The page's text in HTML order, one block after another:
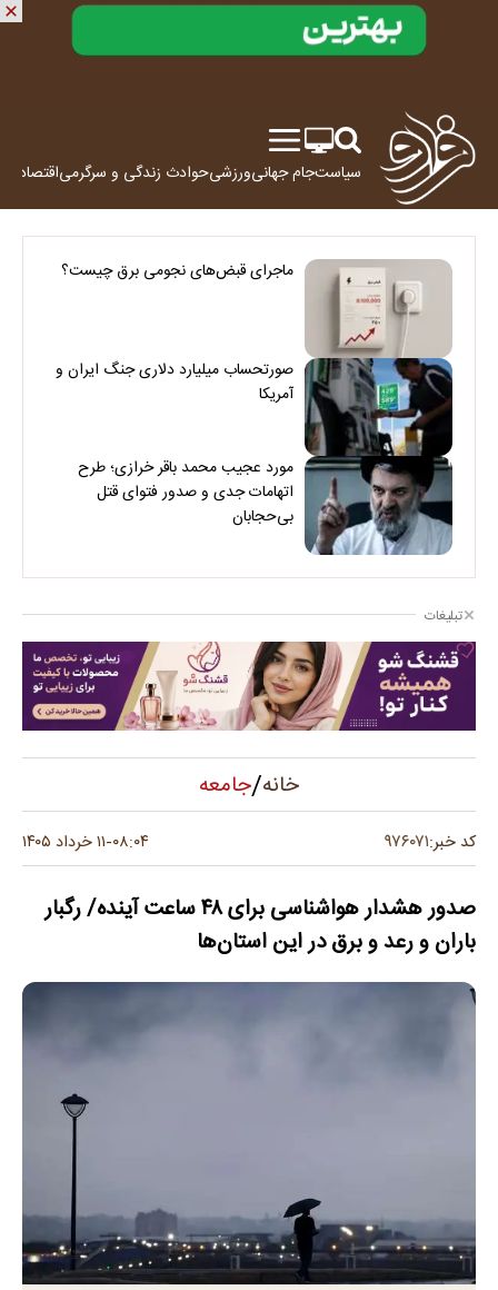
سیاستجام جهانیورزشیحوادث زندگی و سرگرمیاقتصاد
ماجرای قبض‌های نجومی برق چیست؟
صورتحساب میلیارد دلاری جنگ ایران و
آمریکا
مورد عجیب محمد باقر خرازی؛ طرح
اتهامات جدی و صدور فتوای قتل
بی‌حجابان
تبلیغات
خانه/جامعه
کد خبر:۹۷۶۰۷۱ ۰۸:۰۴-۱۱ خرداد ۱۴۰۵
صدور هشدار هواشناسی برای ۴۸ ساعت آینده/ رگبار
باران و رعد و برق در این استان‌ها